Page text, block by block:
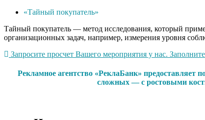
«Тайный покупатель»
Тайный покупатель — метод исследования, который
организационных задач, например, измерения уровня
Запросите просчет Вашего мероприятия у нас.
Рекламное агентство «РеклаБанк»
сложных — с ростовыми